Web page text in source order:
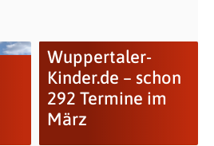
Wuppertaler-
Kinder.de – schon
292 Termine im
März